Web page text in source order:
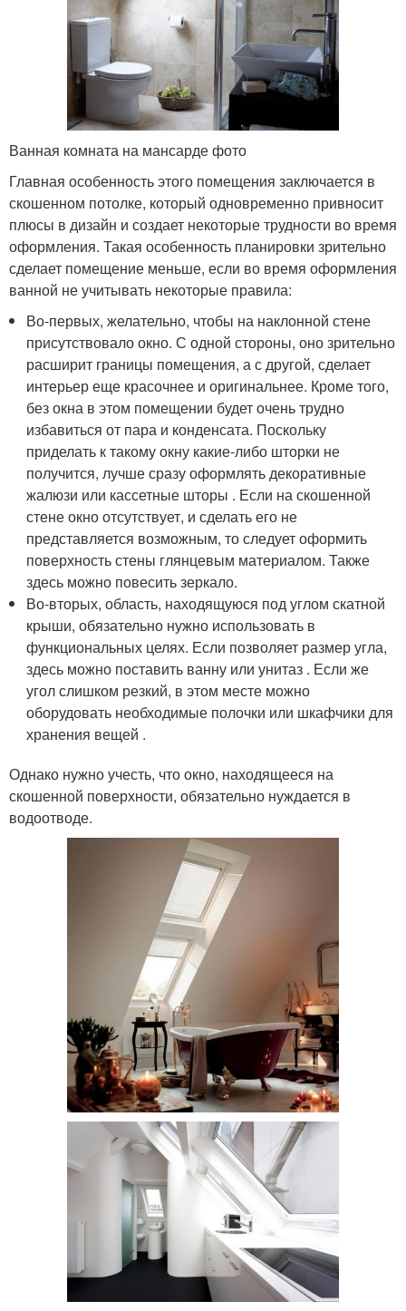
Ванная комната на мансарде фото
Главная особенность этого помещения заключается в
скошенном потолке, который одновременно привносит
плюсы в дизайн и создает некоторые трудности во время
оформления. Такая особенность планировки зрительно
сделает помещение меньше, если во время оформления
ванной не учитывать некоторые правила:
Во-первых, желательно, чтобы на наклонной стене
присутствовало окно. С одной стороны, оно зрительно
расширит границы помещения, а с другой, сделает
интерьер еще красочнее и оригинальнее. Кроме того,
без окна в этом помещении будет очень трудно
избавиться от пара и конденсата. Поскольку
приделать к такому окну какие-либо шторки не
получится, лучше сразу оформлять декоративные
жалюзи или кассетные шторы . Если на скошенной
стене окно отсутствует, и сделать его не
представляется возможным, то следует оформить
поверхность стены глянцевым материалом. Также
здесь можно повесить зеркало.
Во-вторых, область, находящуюся под углом скатной
крыши, обязательно нужно использовать в
функциональных целях. Если позволяет размер угла,
здесь можно поставить ванну или унитаз . Если же
угол слишком резкий, в этом месте можно
оборудовать необходимые полочки или шкафчики для
хранения вещей .
Однако нужно учесть, что окно, находящееся на
скошенной поверхности, обязательно нуждается в
водоотводе.